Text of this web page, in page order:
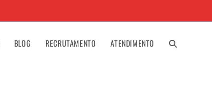
BLOG RECRUTAMENTO ATENDIMENTO ALTERNAR